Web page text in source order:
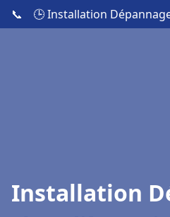
📞 🕒 Installation
Installation